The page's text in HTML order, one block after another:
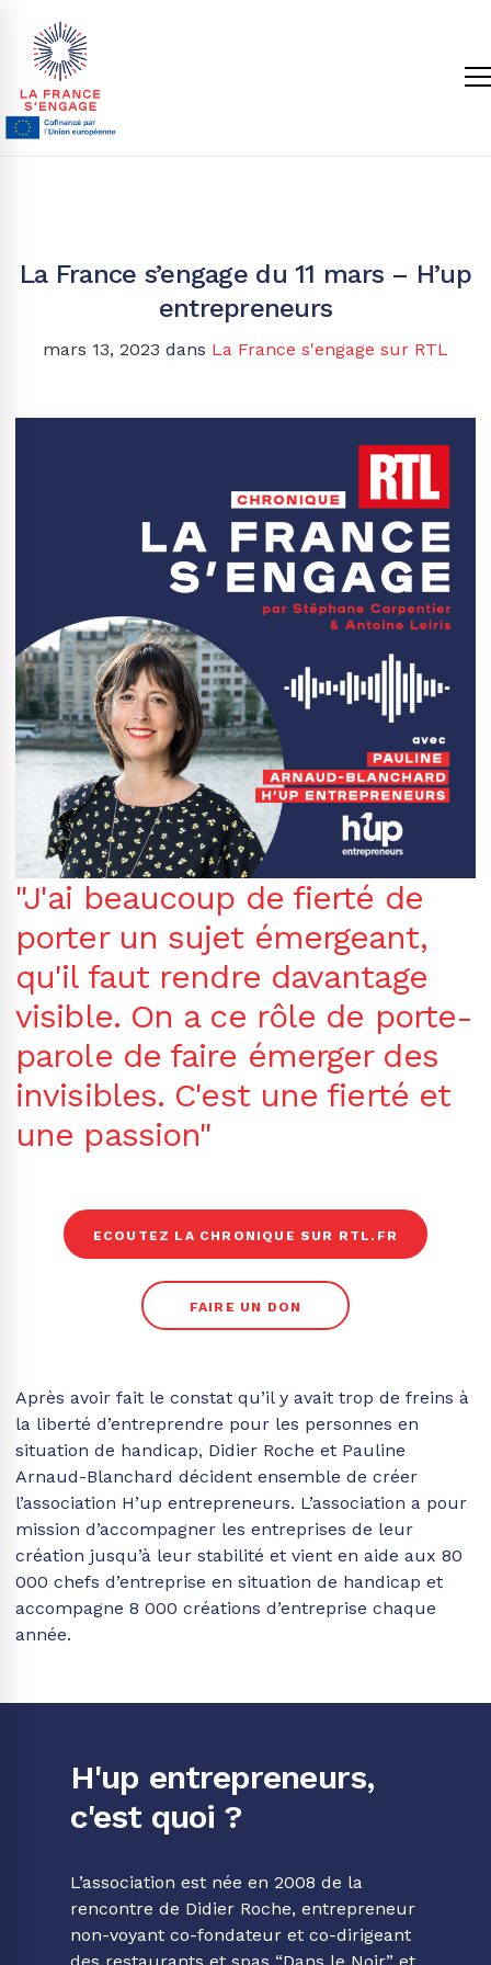
La France s’engage du 11 mars – H’up
entrepreneurs
mars 13, 2023 dans La France s'engage sur RTL
"J'ai beaucoup de fierté de
porter un sujet émergeant,
qu'il faut rendre davantage
visible. On a ce rôle de porte-
parole de faire émerger des
invisibles. C'est une fierté et
une passion"
ECOUTEZ LA CHRONIQUE SUR RTL.FR
FAIRE UN DON
Après avoir fait le constat qu’il y avait trop de freins à
la liberté d’entreprendre pour les personnes en
situation de handicap, Didier Roche et Pauline
Arnaud-Blanchard décident ensemble de créer
l’association H’up entrepreneurs. L’association a pour
mission d’accompagner les entreprises de leur
création jusqu’à leur stabilité et vient en aide aux 80
000 chefs d’entreprise en situation de handicap et
accompagne 8 000 créations d’entreprise chaque
année.
H'up entrepreneurs,
c'est quoi ?
L’association est née en 2008 de la
rencontre de Didier Roche, entrepreneur
non-voyant co-fondateur et co-dirigeant